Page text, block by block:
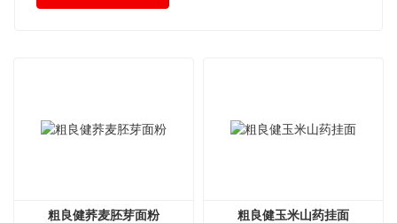
粗良健荞麦胚芽面粉 粗良健玉米山药挂面